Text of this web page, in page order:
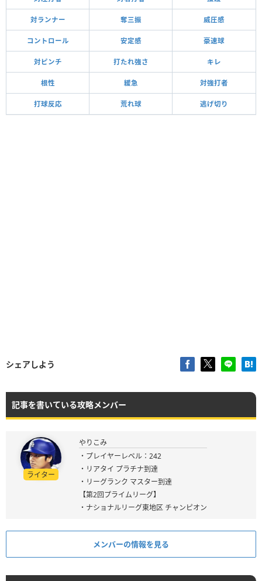
対ランナー 奪三振 威圧感
コントロール 安定感 豪速球
対ピンチ 打たれ強さ キレ
根性 緩急 対強打者
打球反応 荒れ球 逃げ切り
シェアしよう
記事を書いている攻略メンバー
ライター
やりこみ
・プレイヤーレベル：242
・リアタイ プラチナ到達
・リーグランク マスター到達
【第2回プライムリーグ】
・ナショナルリーグ東地区 チャンピオン
メンバーの情報を見る